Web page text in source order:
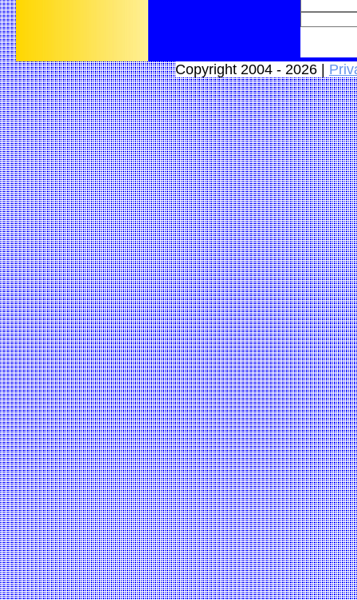
Copyright 2004 - 2026 |